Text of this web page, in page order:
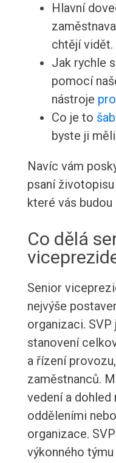
Hlavní
chtějí vidět.
Jak rychle
pomocí
nástroje
Co je to
byste ji
Navíc vám
psaní
které vás
Co dělá
Senior
nejvýše
organizaci.
stanovení
a řízení
zaměstnanců.
vedení a dohled
odděleními
organizace.
výkonného